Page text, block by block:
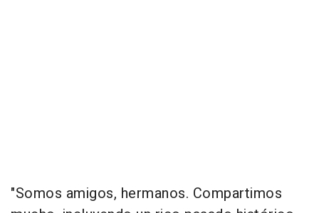
"Somos amigos, hermanos. Compartimos